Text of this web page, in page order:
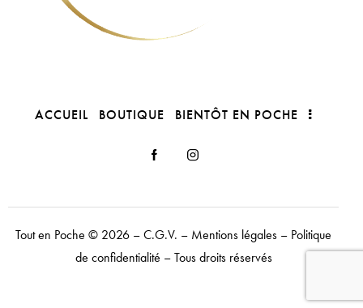
ACCUEIL BOUTIQUE BIENTÔT EN POCHE
Tout en Poche © 2026 –C.G.V. – Mentions légales – Politique
de confidentialité – Tous droits réservés